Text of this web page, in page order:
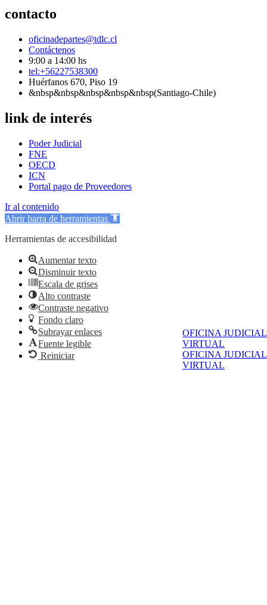
OFICINA JUDICIAL
VIRTUAL
OFICINA JUDICIAL
VIRTUAL
contacto
oficinadepartes@tdlc.cl
Contáctenos
9:00 a 14:00 hs
tel:+56227538300
Huérfanos 670, Piso 19
&nbsp&nbsp&nbsp&nbsp&nbsp(Santiago-Chile)
link de interés
Poder Judicial
FNE
OECD
ICN
Portal pago de Proveedores
Ir al contenido
Abrir barra de herramientas
Herramientas de accesibilidad
Aumentar texto
Disminuir texto
Escala de grises
Alto contraste
Contraste negativo
Fondo claro
Subrayar enlaces
Fuente legible
Reiniciar